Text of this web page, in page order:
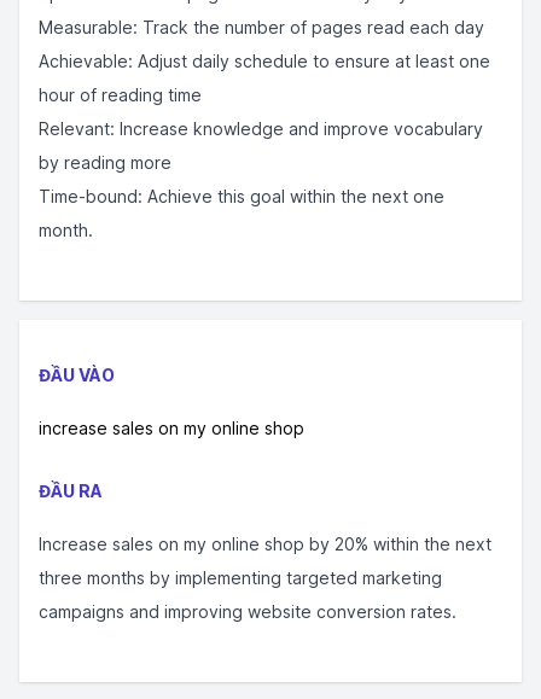
Measurable: Track the number of pages read each day
Achievable: Adjust daily schedule to ensure at least one
hour of reading time
Relevant: Increase knowledge and improve vocabulary
by reading more
Time-bound: Achieve this goal within the next one
month.
ĐẦU VÀO
increase sales on my online shop
ĐẦU RA
Increase sales on my online shop by 20% within the next
three months by implementing targeted marketing
campaigns and improving website conversion rates.